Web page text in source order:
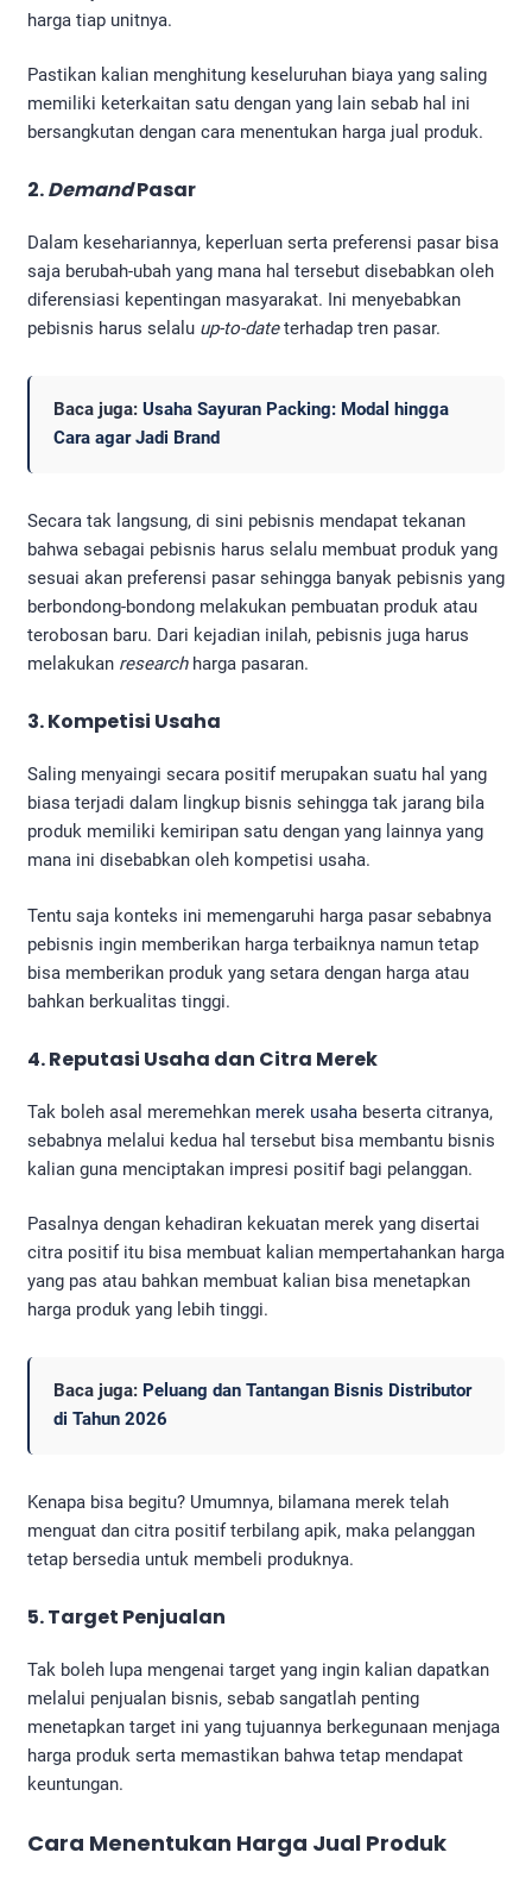
harga tiap unitnya.
Pastikan kalian menghitung keseluruhan biaya yang saling
memiliki keterkaitan satu dengan yang lain sebab hal ini
bersangkutan dengan cara menentukan harga jual produk.
2.DemandPasar
Dalam kesehariannya, keperluan serta preferensi pasar bisa
saja berubah-ubah yang mana hal tersebut disebabkan oleh
diferensiasi kepentingan masyarakat. Ini menyebabkan
pebisnis harus selalu up-to-dateterhadap tren pasar.
Baca juga: Usaha Sayuran Packing: Modal hingga
Cara agar Jadi Brand
Secara tak langsung, di sini pebisnis mendapat tekanan
bahwa sebagai pebisnis harus selalu membuat produk yang
sesuai akan preferensi pasar sehingga banyak pebisnis yang
berbondong-bondong melakukan pembuatan produk atau
terobosan baru. Dari kejadian inilah, pebisnis juga harus
melakukan researchharga pasaran.
3. Kompetisi Usaha
Saling menyaingi secara positif merupakan suatu hal yang
biasa terjadi dalam lingkup bisnis sehingga tak jarang bila
produk memiliki kemiripan satu dengan yang lainnya yang
mana ini disebabkan oleh kompetisi usaha.
Tentu saja konteks ini memengaruhi harga pasar sebabnya
pebisnis ingin memberikan harga terbaiknya namun tetap
bisa memberikan produk yang setara dengan harga atau
bahkan berkualitas tinggi.
4. Reputasi Usaha dan Citra Merek
Tak boleh asal meremehkan merek usaha beserta citranya,
sebabnya melalui kedua hal tersebut bisa membantu bisnis
kalian guna menciptakan impresi positif bagi pelanggan.
Pasalnya dengan kehadiran kekuatan merek yang disertai
citra positif itu bisa membuat kalian mempertahankan harga
yang pas atau bahkan membuat kalian bisa menetapkan
harga produk yang lebih tinggi.
Baca juga: Peluang dan Tantangan Bisnis Distributor
di Tahun 2026
Kenapa bisa begitu? Umumnya, bilamana merek telah
menguat dan citra positif terbilang apik, maka pelanggan
tetap bersedia untuk membeli produknya.
5. Target Penjualan
Tak boleh lupa mengenai target yang ingin kalian dapatkan
melalui penjualan bisnis, sebab sangatlah penting
menetapkan target ini yang tujuannya berkegunaan menjaga
harga produk serta memastikan bahwa tetap mendapat
keuntungan.
Cara Menentukan Harga Jual Produk